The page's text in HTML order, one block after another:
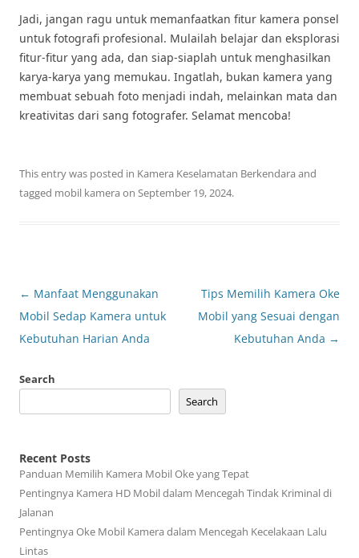
Jadi, jangan ragu untuk memanfaatkan fitur kamera ponsel
untuk fotografi profesional. Mulailah belajar dan eksplorasi
fitur-fitur yang ada, dan siap-siaplah untuk menghasilkan
karya-karya yang memukau. Ingatlah, bukan kamera yang
membuat sebuah foto menjadi indah, melainkan mata dan
kreativitas dari sang fotografer. Selamat mencoba!
This entry was posted in Kamera Keselamatan Berkendara and
tagged mobil kamera on September 19, 2024.
Post
navigation
← Manfaat Menggunakan
Mobil Sedap Kamera untuk
Kebutuhan Harian Anda
Tips Memilih Kamera Oke
Mobil yang Sesuai dengan
Kebutuhan Anda →
Search
Search
Recent Posts
Panduan Memilih Kamera Mobil Oke yang Tepat
Pentingnya Kamera HD Mobil dalam Mencegah Tindak Kriminal di
Jalanan
Pentingnya Oke Mobil Kamera dalam Mencegah Kecelakaan Lalu
Lintas